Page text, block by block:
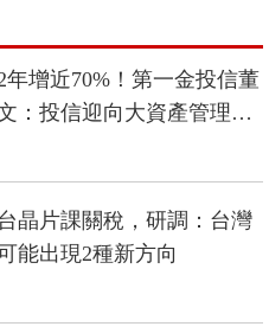
年增近70%！第一金投信董
：投信迎向大資產管理時
晶片課關稅，研調：台灣
能出現2種新方向